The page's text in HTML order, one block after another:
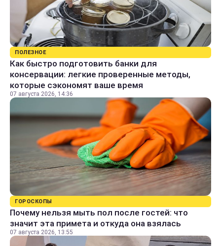
ПОЛЕЗНОЕ
Как быстро подготовить банки для
консервации: легкие проверенные методы,
которые сэкономят ваше время
07 августа 2026, 14:36
ГОРОСКОПЫ
Почему нельзя мыть пол после гостей: что
значит эта примета и откуда она взялась
07 августа 2026, 13:55